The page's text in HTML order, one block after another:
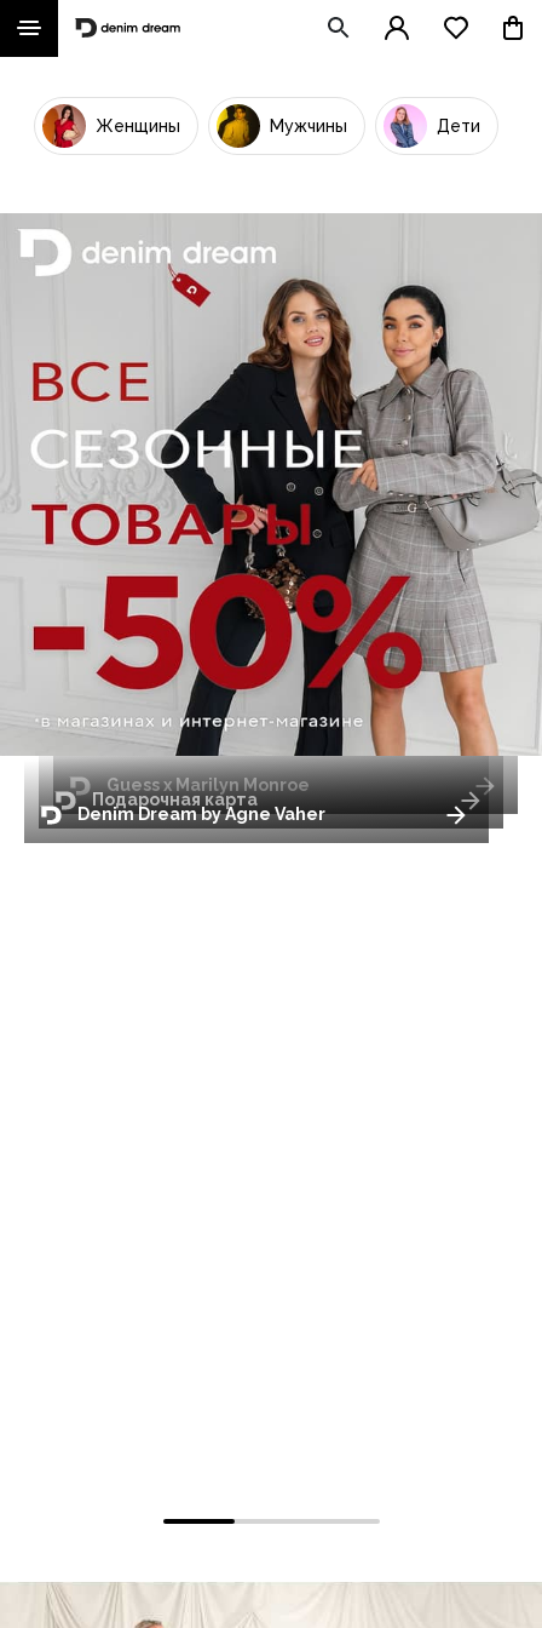
Женщины Мужчины Дети
Denim Dream by Agne Vaher
Подарочная карта
Guess x Marilyn Monroe